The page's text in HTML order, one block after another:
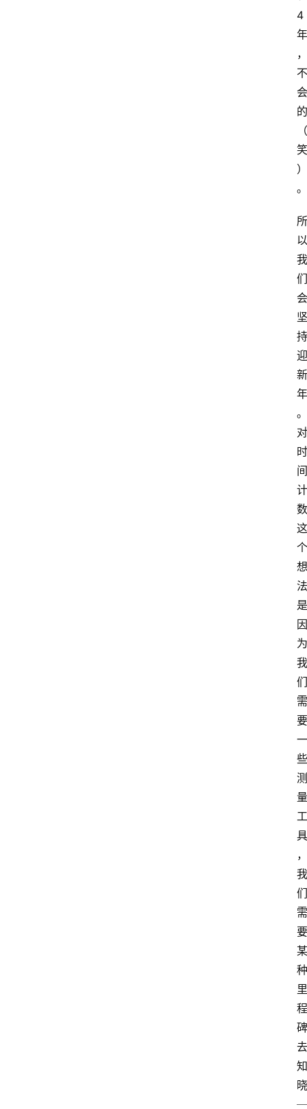
4
年
，
不
会
的
（
笑
）
。
所
以
我
们
会
坚
持
迎
新
年
。
对
时
间
计
数
这
个
想
法
是
因
为
我
们
需
要
一
些
测
量
工
具
，
我
们
需
要
某
种
里
程
碑
去
知
晓
─